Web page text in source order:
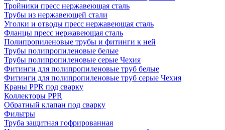
Тройники пресс нержавеющая сталь
Трубы из нержавеющей стали
Уголки и отводы пресс нержавеющая сталь
Фланцы пресс нержавеющая сталь
Полипропиленовые трубы и фитинги к ней
Трубы полипропиленовые белые
Трубы полипропиленовые серые Чехия
Фитинги для полипропиленовые труб белые
Фитинги для полипропиленовые труб серые Чехия
Краны PPR под сварку
Коллекторы PPR
Обратный клапан под сварку
Фильтры
Труба защитная гофрированная